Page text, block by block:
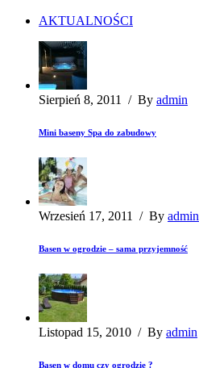
AKTUALNOŚCI
Sierpień 8, 2011 / By admin
Mini baseny Spa do zabudowy
Wrzesień 17, 2011 / By admin
Basen w ogrodzie – sama przyjemność
Listopad 15, 2010 / By admin
Basen w domu czy ogrodzie ?